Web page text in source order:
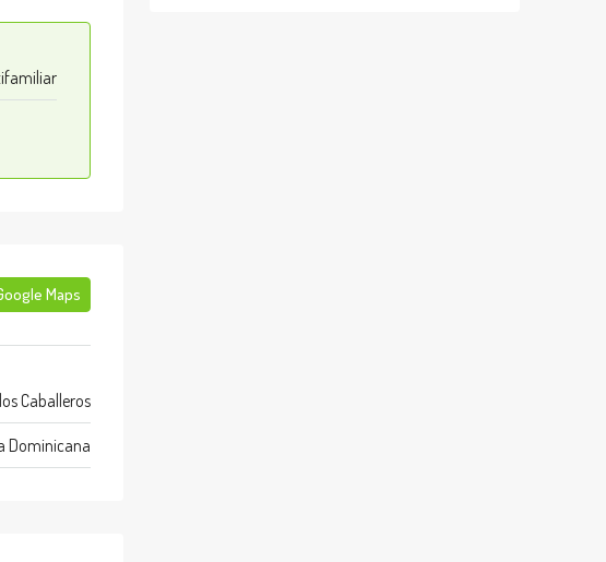
Maps
Caballeros
Dominicana